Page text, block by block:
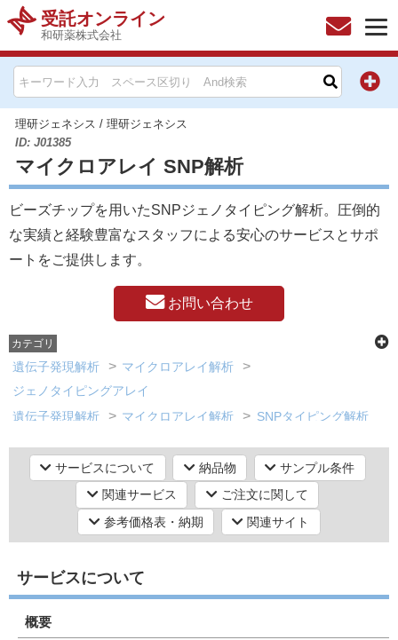
受託オンライン
和研薬株式会社
理研ジェネシス / 理研ジェネシス
ID: J01385
マイクロアレイ SNP解析
ビーズチップを用いたSNPジェノタイピング解析。圧倒的
な実績と経験豊富なスタッフによる安心のサービスとサポ
ートをご提供します。
お問い合わせ
カテゴリ
遺伝子発現解析
マイクロアレイ解析
ジェノタイピングアレイ
遺伝子発現解析
マイクロアレイ解析 SNPタイピング解析
サービスについて 納品物
サンプル条件
関連サービス
ご注文に関して
参考価格表・納期
関連サイト
サービスについて
概要
HOME
お問い合わせ
お知らせ
キャンペーン情報一覧
製品カテゴリー一覧
販売元別索引
ご利用ガイド
研究機器オンライン
ラボプランニング
ワケンG オンラインショップ